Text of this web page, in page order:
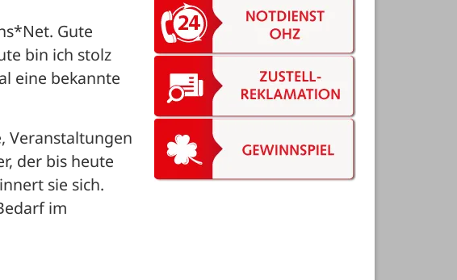
Gute
bin ich stolz
eine bekannte
Veranstaltungen
der bis heute
sie sich.
im